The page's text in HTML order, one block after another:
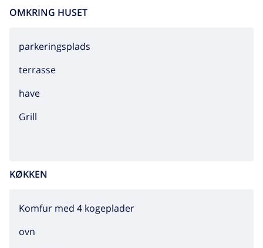
OMKRING HUSET
parkeringsplads
terrasse
have
grill
KØKKEN
Komfur med 4 kogeplader
ovn